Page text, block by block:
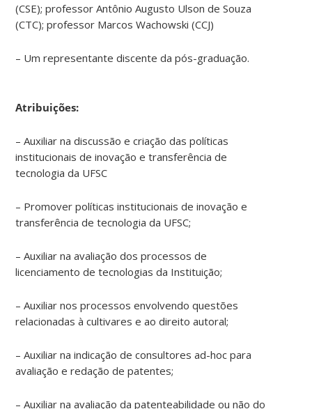
Brasil
a
dos
em
e
institutos,
há
reduzida
conversão
conhecimento
científico
inovação
tecnológica
uma
concentração
produção
(CSE); professor Antônio Augusto Ulson de Souza
(CTC); professor Marcos Wachowski (CCJ)
– Um representante discente da pós-graduação.
Atribuições:
– Auxiliar na discussão e criação das políticas
institucionais de inovação e transferência de
tecnologia da UFSC
– Promover políticas institucionais de inovação e
transferência de tecnologia da UFSC;
– Auxiliar na avaliação dos processos de
licenciamento de tecnologias da Instituição;
– Auxiliar nos processos envolvendo questões
relacionadas à cultivares e ao direito autoral;
– Auxiliar na indicação de consultores ad-hoc para
avaliação e redação de patentes;
– Auxiliar na avaliação da patenteabilidade ou não do